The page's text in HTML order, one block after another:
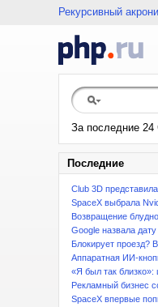
Рекурсивный
За последние 24
Последние
Club 3D
SpaceX выбрала
Возвращение
Google назвала
Блокирует проезд?
Аппаратная ИИ-
«Я был так близко»:
Рекламный бизнес
SpaceX впервые